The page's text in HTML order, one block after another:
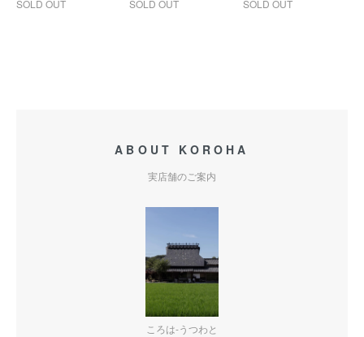
SOLD OUT SOLD OUT SOLD OUT
ABOUT KOROHA
実店舗のご案内
ころは-うつわと